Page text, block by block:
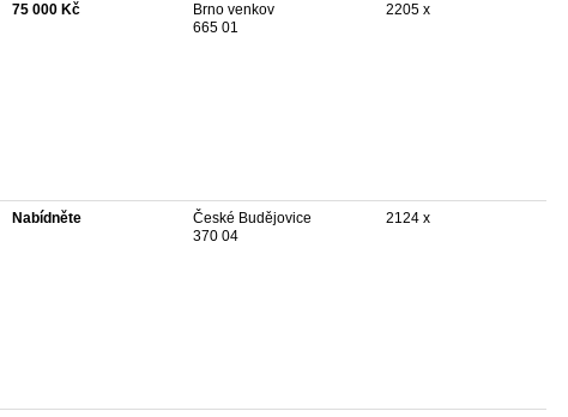
75 000 Kč
Brno venkov
665 01
2205 x
Nabídněte
České Budějovice
370 04
2124 x